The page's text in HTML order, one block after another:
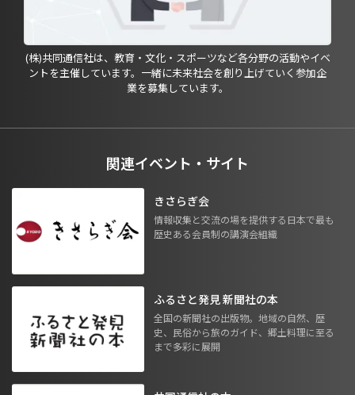
(株)共同通信社は、教育・文化・スポーツなど各分野の活動やイベ
ントを主催しています。一緒に未来社会を創り上げていく参加企
業を募集しています。
関連イベント・サイト
きさらぎ会
情報収集と交流の場を提供する日本で最も
歴史ある会員制の講演会組織
ふるさと発見 新聞社の本
全国の新聞社の出版物。地域の自然、歴
史、民俗から旅のガイド、郷土料理に至る
まで多彩に展開